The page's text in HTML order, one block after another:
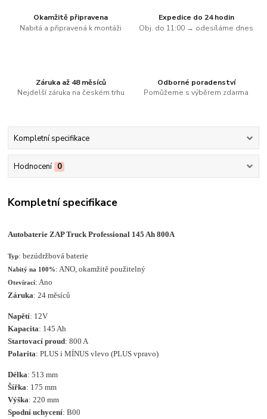
Okamžitě připravena
Nabitá a připravená k montáži
Expedice do 24 hodin
Obj. do 11:00 → odesíláme dnes
Záruka až 48 měsíců
Nejdelší záruka na českém trhu
Odborné poradenství
Pomůžeme s výběrem zdarma
Kompletní specifikace
Hodnocení 0
Kompletní specifikace
Autobaterie ZAP Truck Professional 145 Ah 800A
Typ: bezúdržbová baterie
Nabitý na 100%: ANO, okamžitě použitelný
Otevírací: Ano
Záruka: 24 měsíců
Napětí: 12V
Kapacita: 145 Ah
Startovací proud: 800 A
Polarita: PLUS i MÍNUS vlevo (PLUS vpravo)
Délka: 513 mm
Šířka: 175 mm
Výška: 220 mm
Spodní uchycení: B00